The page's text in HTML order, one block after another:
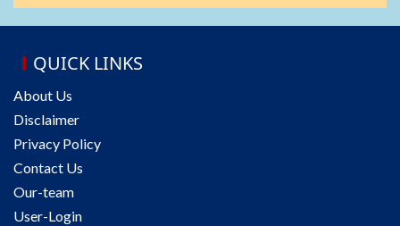
QUICK LINKS
About Us
Disclaimer
Privacy Policy
Contact Us
Our-team
User-Login